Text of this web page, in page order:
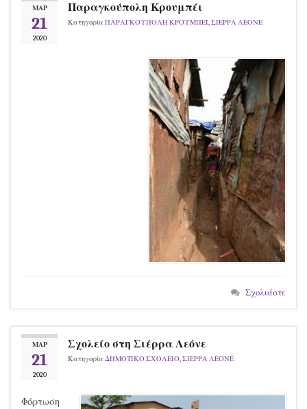
ΜΑΡ
21
2020
Παραγκούπολη Κρουμπέι
Κατηγορία ΠΑΡΑΓΚΟΥΠΟΛΗ ΚΡΟΥΜΠΕΪ,ΣΙΕΡΡΑ ΛΕΟΝΕ
Σχολιάστε
ΜΑΡ
21
2020
Σχολείο στη Σιέρρα Λεόνε
Κατηγορία ΔΗΜΟΤΙΚΟ ΣΧΟΛΕΙΟ,ΣΙΕΡΡΑ ΛΕΟΝΕ
Φόρτωση